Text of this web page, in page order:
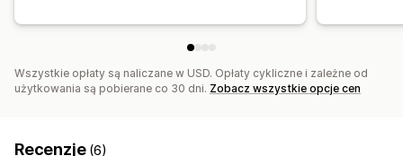
Wszystkie opłaty są naliczane w USD. Opłaty cykliczne i zależne od
użytkowania są pobierane co 30 dni. Zobacz wszystkie opcje cen
Recenzje (6)